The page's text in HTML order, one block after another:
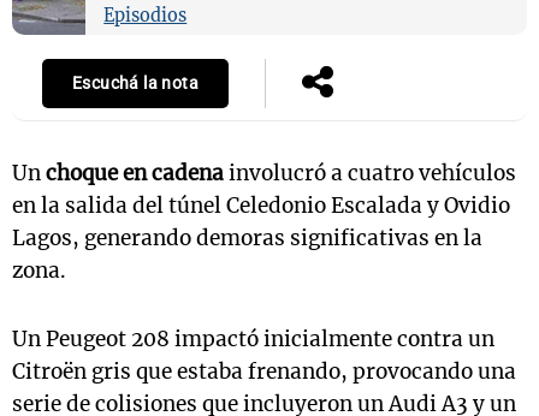
Episodios
Escuchá la nota
Unchoque en cadenainvolucró a cuatro vehículos
en la salida del túnel Celedonio Escalada y Ovidio
Lagos, generando demoras significativas en la
zona.
Un Peugeot 208 impactó inicialmente contra un
Citroën gris que estaba frenando, provocando una
serie de colisiones que incluyeron un Audi A3 y un